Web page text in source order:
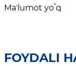
Maʼlumot yoʻq
FOYDALI